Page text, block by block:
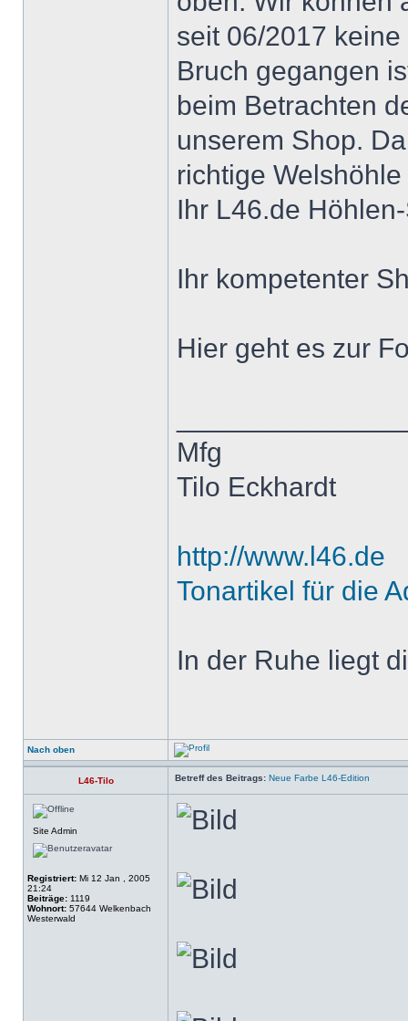
seit 06/2017
Bruch gegangen
beim Betrachten
unserem Shop.
richtige
Ihr L46.de
Ihr kompetenter
Hier geht es zur
Mfg
Tilo Eckhardt
http://www.l46.de
Tonartikel für die
In der Ruhe liegt
Nach oben
L46-Tilo Betreff des Beitrags: Neue Farbe L46-Edition
Site Admin
Registriert: Mi 12 Jan , 2005
21:24
Beiträge: 1119
Wohnort: 57644 Welkenbach
Westerwald